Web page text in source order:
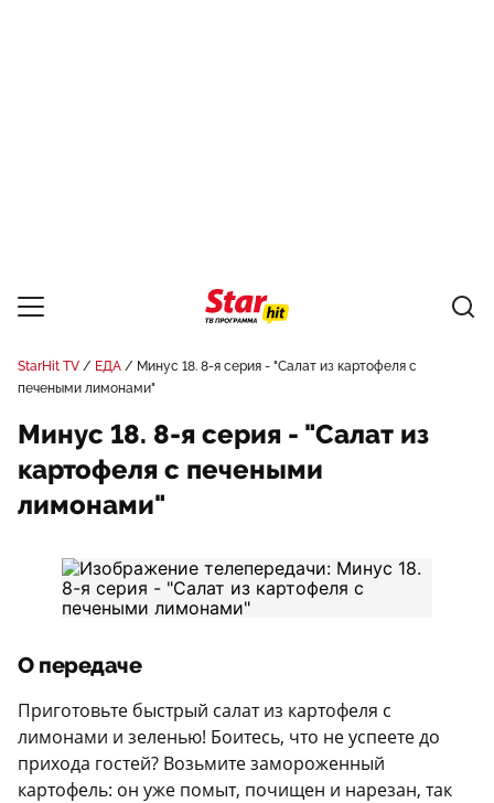
StarHit TV ЕДА
Минус 18. 8-я серия - "Салат из картофеля с
печеными лимонами"
Минус 18. 8-я серия - "Салат из
картофеля с печеными
лимонами"
О передаче
Приготовьте быстрый салат из картофеля с
лимонами и зеленью! Боитесь, что не успеете до
прихода гостей? Возьмите замороженный
картофель: он уже помыт, почищен и нарезан, так